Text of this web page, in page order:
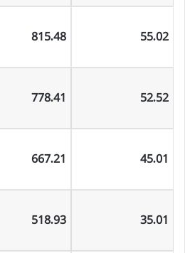
55.02
815.48
52.52
778.41
45.01
667.21
35.01
518.93